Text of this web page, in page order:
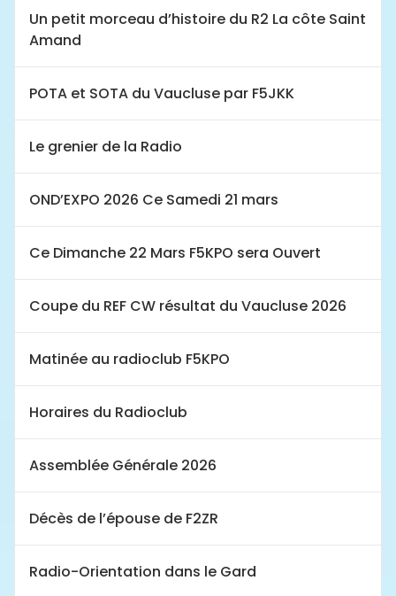
Un petit morceau d’histoire du R2 La côte Saint
Amand
POTA et SOTA du Vaucluse par F5JKK
Le grenier de la Radio
OND’EXPO 2026 Ce Samedi 21 mars
Ce Dimanche 22 Mars F5KPO sera Ouvert
Coupe du REF CW résultat du Vaucluse 2026
Matinée au radioclub F5KPO
Horaires du Radioclub
Assemblée Générale 2026
Décès de l’épouse de F2ZR
Radio-Orientation dans le Gard